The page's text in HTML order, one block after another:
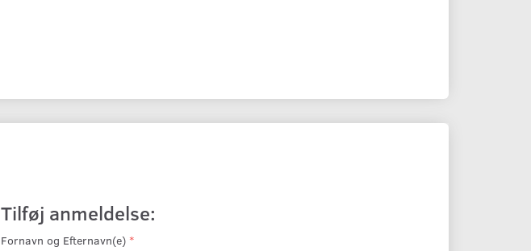
Tilføj anmeldelse:
Fornavn og Efternavn(e)